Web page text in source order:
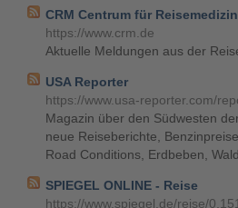
CRM Centrum für
https://www.crm.de
Aktuelle Meldungen aus der
USA Reporter
https://www.usa-reporter.com/
Magazin über den Südwesten
neue Reiseberichte,
Road Conditions, Erdbeben,
SPIEGEL ONLINE - Reise
https://www.spiegel.de/reise/